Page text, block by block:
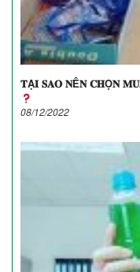
𝐓Ạ𝐈 𝐒𝐀𝐎 𝐍Ê𝐍 𝐂𝐇Ọ𝐍
08/12/2022